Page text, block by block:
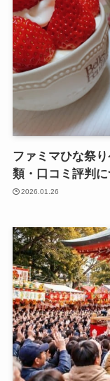
ファミマひな祭
類・口コミ評判に
2026.01.26